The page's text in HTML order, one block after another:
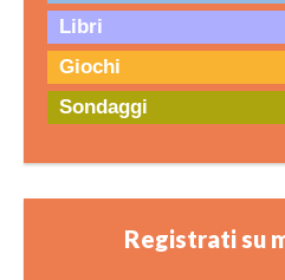
Libri
Giochi
Sondaggi
Registrati su